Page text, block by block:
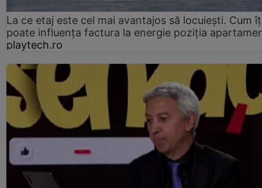
La ce etaj este cel mai avantajos să locuiești. Cum
poate influența factura la energie poziția
playtech.ro